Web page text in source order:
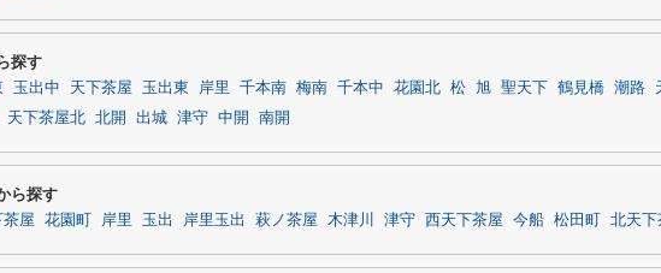
探す
玉出中 天下茶屋 玉出東 岸里 千本南 梅南 千本中 花園北 松 旭 聖天下 鶴見橋 潮路
天下茶屋北 北開 出城 津守 中開 南開
ら探す
茶屋 花園町 岸里 玉出 岸里玉出 萩ノ茶屋 木津川 津守 西天下茶屋 今船 松田町 北天下